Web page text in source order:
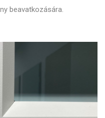
beavatkozására.